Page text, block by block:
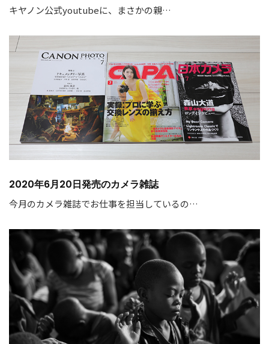
キヤノン公式youtubeに、まさかの親…
2020年6月20日発売のカメラ雑誌
今月のカメラ雑誌でお仕事を担当しているの…